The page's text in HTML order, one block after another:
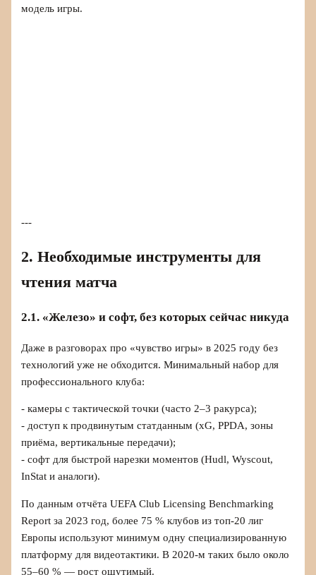
модель игры.
---
2. Необходимые инструменты для
чтения матча
2.1. «Железо» и софт, без которых сейчас никуда
Даже в разговорах про «чувство игры» в 2025 году без
технологий уже не обходится. Минимальный набор для
профессионального клуба:
- камеры с тактической точки (часто 2–3 ракурса);
- доступ к продвинутым статданным (xG, PPDA, зоны
приёма, вертикальные передачи);
- софт для быстрой нарезки моментов (Hudl, Wyscout,
InStat и аналоги).
По данным отчёта UEFA Club Licensing Benchmarking
Report за 2023 год, более 75 % клубов из топ‑20 лиг
Европы используют минимум одну специализированную
платформу для видеотактики. В 2020‑м таких было около
55–60 % — рост ощутимый.